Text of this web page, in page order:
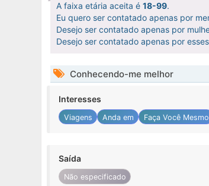
A faixa etária aceita é 18-99.
Eu quero ser contatado apenas por
Desejo ser contatado apenas por
Desejo ser contatado apenas por
Conhecendo-me melhor
Interesses
Viagens Anda em Faça Você Mesmo
Saída
Não especificado